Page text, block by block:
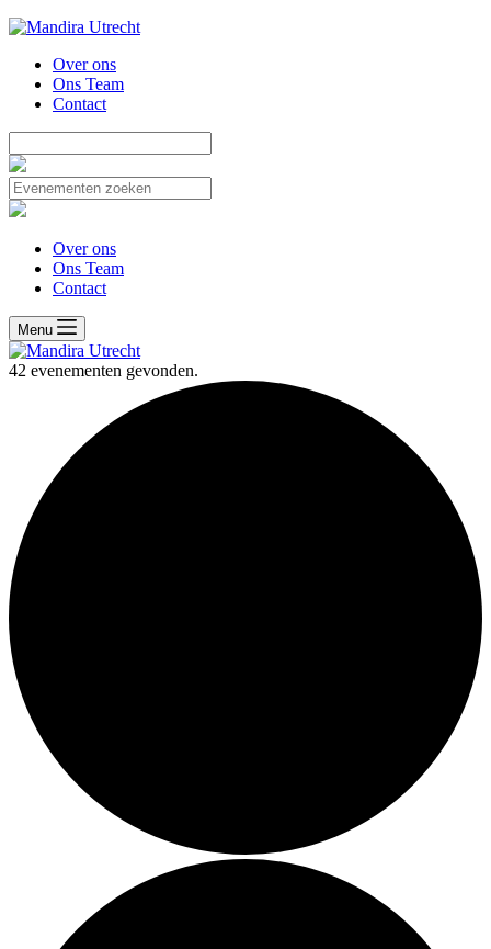
Over ons
Ons Team
Contact
Over ons
Ons Team
Contact
Menu
42 evenementen gevonden.